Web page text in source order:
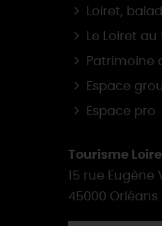
Loiret,
Le Loiret
Patrimoine
Espace
Espace pro
Tourisme
15 rue Eugène
45000 Orléans